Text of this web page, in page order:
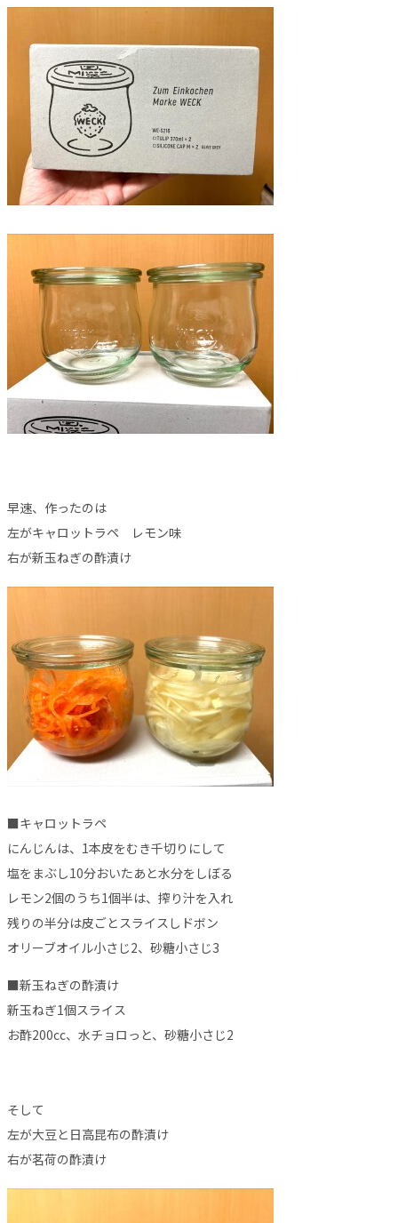
早速、作ったのは
左がキャロットラペ レモン味
右が新玉ねぎの酢漬け
■キャロットラペ
にんじんは、1本皮をむき千切りにして
塩をまぶし10分おいたあと水分をしぼる
レモン2個のうち1個半は、搾り汁を入れ
残りの半分は皮ごとスライスしドボン
オリーブオイル小さじ2、砂糖小さじ3
■新玉ねぎの酢漬け
新玉ねぎ1個スライス
お酢200cc、水チョロっと、砂糖小さじ2
そして
左が大豆と日高昆布の酢漬け
右が茗荷の酢漬け